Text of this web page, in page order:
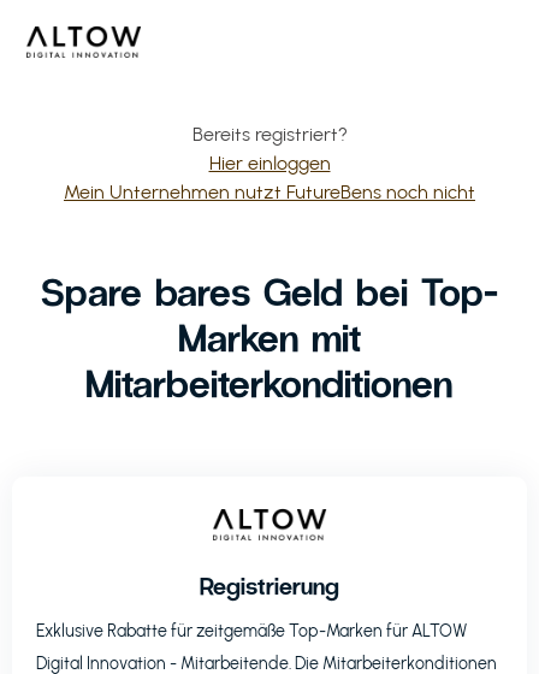
Bereits registriert?
Hier einloggen
Mein Unternehmen nutzt FutureBens noch nicht
Spare bares Geld bei Top-
Marken mit
Mitarbeiterkonditionen
Registrierung
Exklusive Rabatte für zeitgemäße Top-Marken fürALTOW
Digital Innovation - Mitarbeitende. Die Mitarbeiterkonditionen